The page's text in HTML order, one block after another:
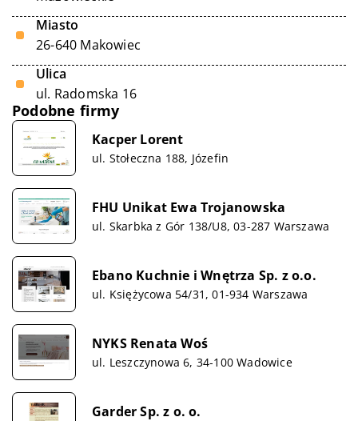
Miasto
26-640 Makowiec
Ulica
ul. Radomska 16
Podobne firmy
Kacper Lorent
ul. Stołeczna 188, Józefin
FHU Unikat Ewa Trojanowska
ul. Skarbka z Gór 138/U8, 03-287 Warszawa
Ebano Kuchnie i Wnętrza Sp. z o.o.
ul. Księżycowa 54/31, 01-934 Warszawa
NYKS Renata Woś
ul. Leszczynowa 6, 34-100 Wadowice
Garder Sp. z o. o.